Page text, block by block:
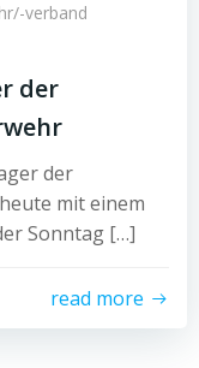
verband
der
der
mit einem
Sonntag […]
read more